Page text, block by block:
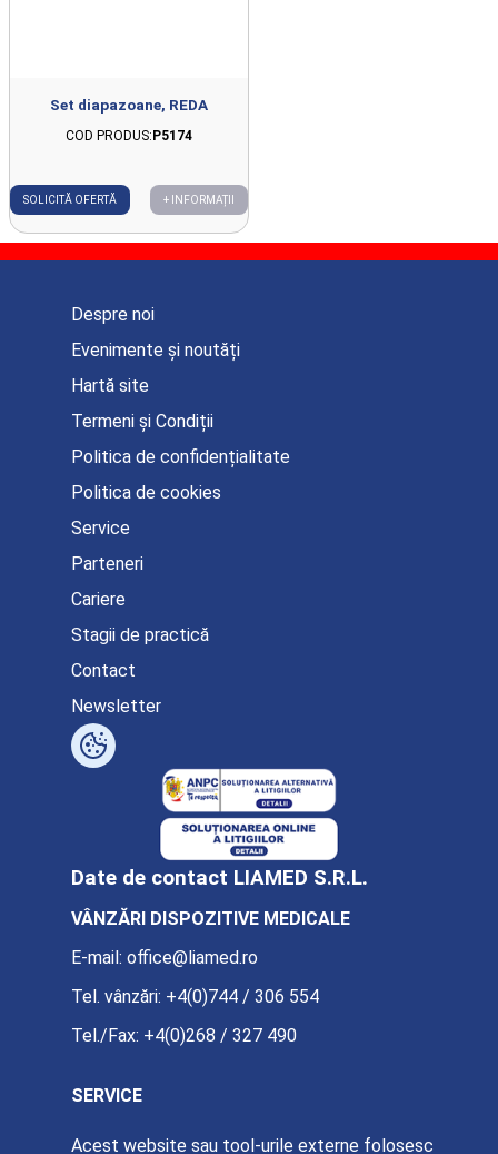
Set diapazoane, REDA
COD PRODUS: P5174
SOLICITĂ OFERTĂ + INFORMAȚII
Date de contact LIAMED S.R.L.
VÂNZĂRI DISPOZITIVE MEDICALE
E-mail: office@liamed.ro
Tel. vânzări: +4(0)744 / 306 554
Tel./Fax: +4(0)268 / 327 490
SERVICE
E-mail:
service@liamed.ro
Despre noi
Evenimente și noutăți
Hartă site
Termeni și Condiții
Politica de confidențialitate
Politica de cookies
Service
Parteneri
Cariere
Stagii de practică
Contact
Newsletter
Acest website sau tool-urile externe folosesc